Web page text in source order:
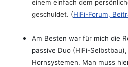
einem einfach dem
geschuldet. (HiFi-Forum,
Am Besten war für mich die
passive Duo (HiFi-
Hornsystemen. Man muss